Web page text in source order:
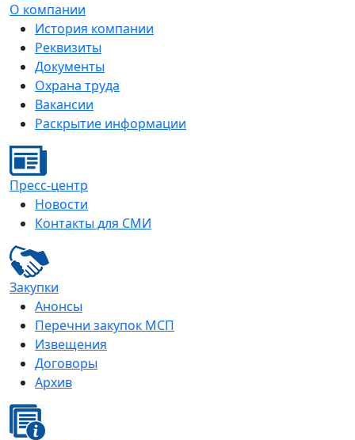
О компании
История компании
Реквизиты
Документы
Охрана труда
Вакансии
Раскрытие информации
Пресс-центр
Новости
Контакты для СМИ
Закупки
Анонсы
Перечни закупок МСП
Извещения
Договоры
Архив